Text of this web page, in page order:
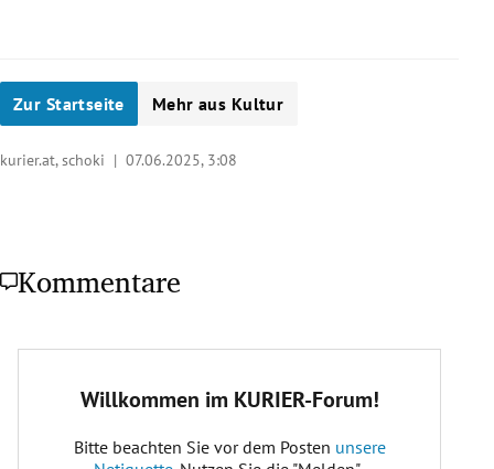
Zur Startseite Mehr aus Kultur
kurier.at, schoki | 07.06.2025, 3:08
Kommentare